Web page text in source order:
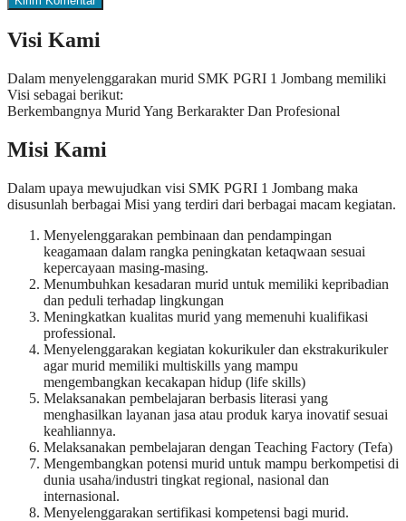
Visi Kami
Dalam menyelenggarakan murid SMK PGRI 1 Jombang memiliki
Visi sebagai berikut:
Berkembangnya Murid Yang Berkarakter Dan Profesional
Misi Kami
Dalam upaya mewujudkan visi SMK PGRI 1 Jombang maka
disusunlah berbagai Misi yang terdiri dari berbagai macam kegiatan.
Menyelenggarakan pembinaan dan pendampingan
keagamaan dalam rangka peningkatan ketaqwaan sesuai
kepercayaan masing-masing.
Menumbuhkan kesadaran murid untuk memiliki kepribadian
dan peduli terhadap lingkungan
Meningkatkan kualitas murid yang memenuhi kualifikasi
professional.
Menyelenggarakan kegiatan kokurikuler dan ekstrakurikuler
agar murid memiliki multiskills yang mampu
mengembangkan kecakapan hidup (life skills)
Melaksanakan pembelajaran berbasis literasi yang
menghasilkan layanan jasa atau produk karya inovatif sesuai
keahliannya.
Melaksanakan pembelajaran dengan Teaching Factory (Tefa)
Mengembangkan potensi murid untuk mampu berkompetisi di
dunia usaha/industri tingkat regional, nasional dan
internasional.
Menyelenggarakan sertifikasi kompetensi bagi murid.